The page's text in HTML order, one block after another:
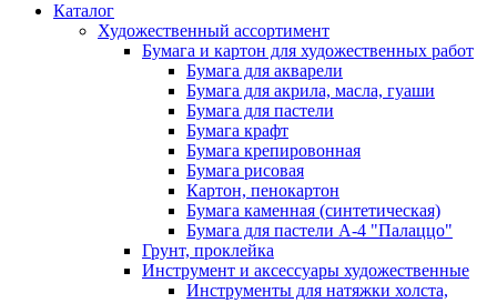
Каталог
Художественный ассортимент
Бумага и картон для художественных работ
Бумага для акварели
Бумага для акрила, масла, гуаши
Бумага для пастели
Бумага крафт
Бумага крепировонная
Бумага рисовая
Картон, пенокартон
Бумага каменная (синтетическая)
Бумага для пастели А-4 "Палаццо"
Грунт, проклейка
Инструмент и аксессуары художественные
Инструменты для натяжки холста,